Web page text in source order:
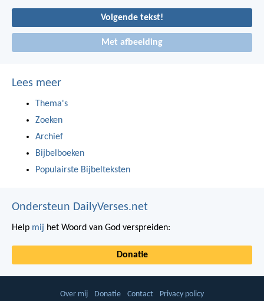
Volgende tekst!
Met afbeelding
Lees meer
Thema's
Zoeken
Archief
Bijbelboeken
Populairste Bijbelteksten
Ondersteun DailyVerses.net
Help mij het Woord van God verspreiden:
Donatie
Over mij Donatie Contact Privacy policy